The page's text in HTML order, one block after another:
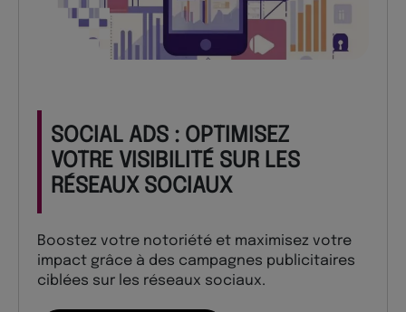
SOCIAL ADS : OPTIMISEZ
VOTRE VISIBILITÉ SUR LES
RÉSEAUX SOCIAUX
Boostez votre notoriété et maximisez votre
impact grâce à des campagnes publicitaires
ciblées sur les réseaux sociaux.